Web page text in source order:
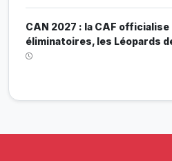
CAN 2027 : la CAF
éliminatoires, les Léopards